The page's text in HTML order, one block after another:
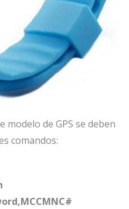
modelo de GPS se deben
comandos: